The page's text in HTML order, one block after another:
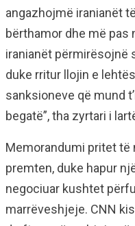
angazhojmë iranianët
bërthamor dhe më pas
iranianët përmirësojnë
duke rritur llojin e
sanksioneve që mund
begatë”, tha zyrtari i
Memorandumi pritet
premten, duke hapur
negociuar kushtet
marrëveshjeje. CNN